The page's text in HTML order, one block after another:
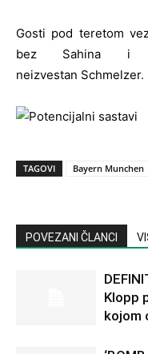
Gosti pod teretom
bez Sahina i
neizvestan Schmelzer.
TAGOVI Bayern Munchen
POVEZANI ČLANCI
Klopp
kojom